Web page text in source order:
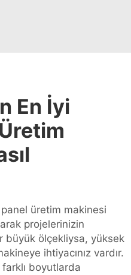
En İyi
üretim makinesi
projelerinizin
büyük ölçekliysa, yüksek
ihtiyacınız vardır.
farklı boyutlarda